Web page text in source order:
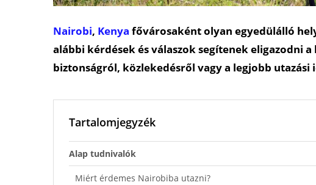
Nairobi, Kenya fővárosaként olyan egyedülálló
alábbi kérdések és válaszok segítenek eligazodni
biztonságról, közlekedésről vagy a legjobb utazási
Tartalomjegyzék
Alap tudnivalók
Miért érdemes Nairobiba utazni?